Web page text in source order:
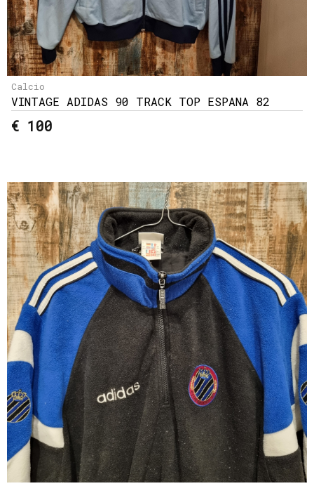
Calcio
VINTAGE ADIDAS 90 TRACK TOP ESPANA 82
€ 100